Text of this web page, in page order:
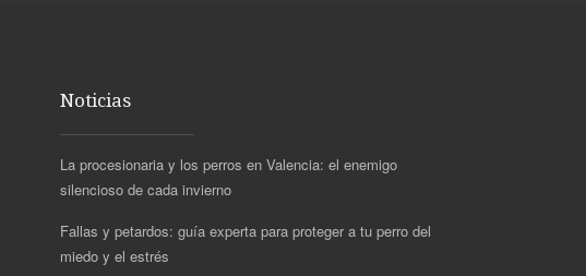
Noticias
La procesionaria y los perros en Valencia: el enemigo
silencioso de cada invierno
Fallas y petardos: guía experta para proteger a tu perro del
miedo y el estrés